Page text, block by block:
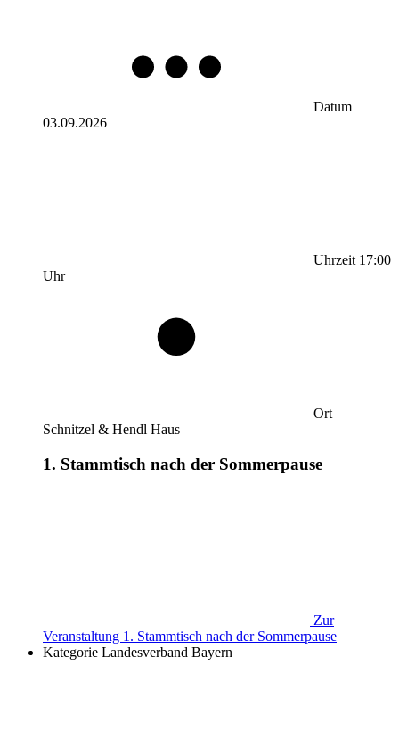
Datum
03.09.2026
Uhrzeit 17:00
Uhr
Ort
Schnitzel & Hendl Haus
1. Stammtisch nach der Sommerpause
Zur
Veranstaltung 1. Stammtisch nach der Sommerpause
Kategorie Landesverband Bayern